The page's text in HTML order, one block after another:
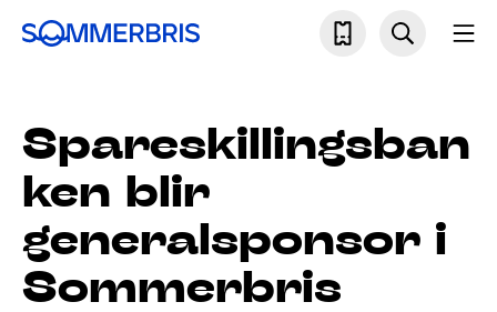
Spareskillingsban
ken blir
generalsponsor i
Sommerbris